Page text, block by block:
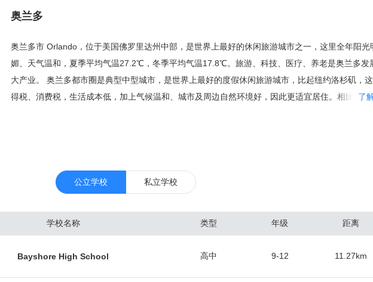
奥兰多
奥兰多市 Orlando，位于美国佛罗里达州中部，是世界上最好的休闲旅游城市之一，这里全年阳光
媚、天气温和，夏季平均气温27.2℃，冬季平均气温17.8℃。旅游、科技、医疗、养老是奥兰多发
大产业。 奥兰多都市圈是典型中型城市，是世界上最好的度假休闲旅游城市，比起纽约洛杉矶，
得税、消费税，生活成本低，加上气候温和、城市及周边自然环境好，因此更适宜居住。相比同在
吸引着8000多万游客入境，成就一年52星期不间断的租赁周期。 总体来看，奥兰多作为一个二线
房价并不昂贵。城市圈内最好的房子，集中在奥维耶多（东北）、医疗城（东南）和主题公园区（
南）。这些区域同时也是交易最频繁，涨幅较快的区域。根据当地房产中介协会的数据，佛罗里达
房产受到了海外各国投资人的青睐，人数最多的是加拿大人占到总人数的30%，他们热爱佛州的阳
数近5年快速地增加，已经达到总人数的5.7%。选择的房产多数是独栋别墅和联排别墅，用于出租
了
公立学校 私立学校
学校名称 类型 年级 距离
Bayshore High School 高中 9-12 11.27km